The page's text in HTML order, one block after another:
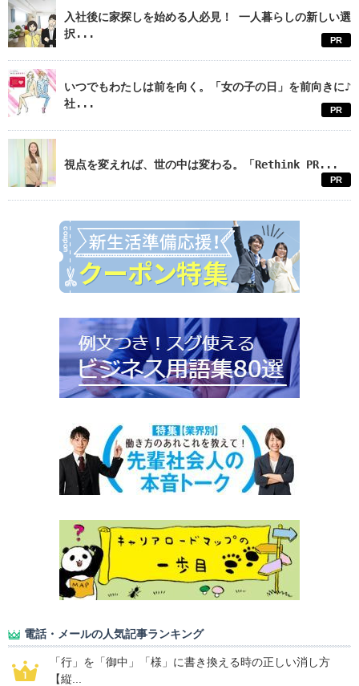
入社後に家探しを始める人必見！ 一人暮らしの新しい選
択...
PR
いつでもわたしは前を向く。「女の子の日」を前向きに♪
社...
PR
視点を変えれば、世の中は変わる。「Rethink PR...
PR
電話・メールの人気記事ランキング
「行」を「御中」「様」に書き換える時の正しい消し方
【縦...